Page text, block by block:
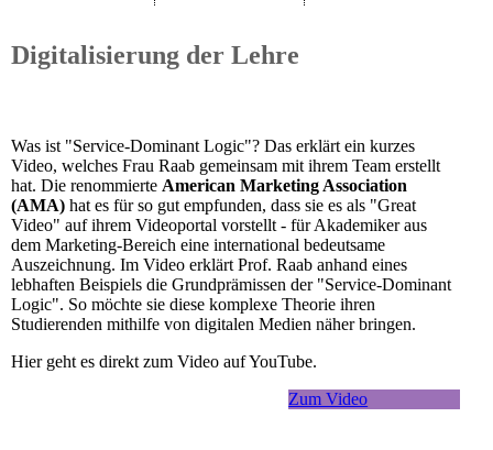
Digitalisierung der Lehre
Was ist "Service-Dominant Logic"? Das erklärt ein kurzes
Video, welches Frau Raab gemeinsam mit ihrem Team erstellt
hat. Die renommierte American Marketing Association
(AMA) hat es für so gut empfunden, dass sie es als "Great
Video" auf ihrem Videoportal vorstellt - für Akademiker aus
dem Marketing-Bereich eine international bedeutsame
Auszeichnung. Im Video erklärt Prof. Raab anhand eines
lebhaften Beispiels die Grundprämissen der "Service-Dominant
Logic". So möchte sie diese komplexe Theorie ihren
Studierenden mithilfe von digitalen Medien näher bringen.
Hier geht es direkt zum Video auf YouTube.
Zum Video